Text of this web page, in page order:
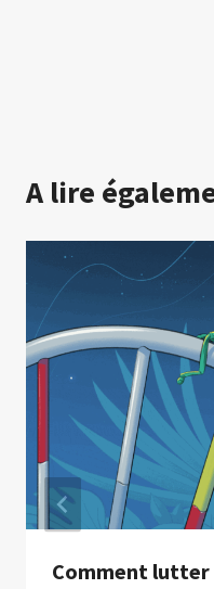
A lire
Comment lutter